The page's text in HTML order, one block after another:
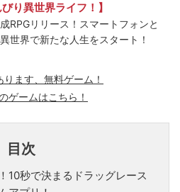
びり異世界ライフ！】
RPGリリース！スマートフォンと
世界で新たな人生をスタート！
ります、無料ゲーム！
ゲームはこちら！
目次
10秒で決まるドラッグレース